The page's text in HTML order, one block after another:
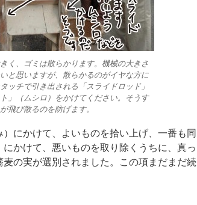
く、ゴミは散らかります。機械の大きさ
と思いますが、散らかるのがイヤな方に
ッチで引き出される「スライドロッド」
」（ムシロ）をかけてください。そうす
飛び散るのを防げます。
にかけて、よいものを拾い上げ、一番も同
かけて、悪いものを取り除くうちに、真っ
の実が選別されました。この項まだまだ続